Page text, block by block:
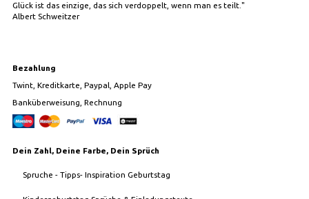
Glück ist das einzige, das sich verdoppelt, wenn man es teilt."
Albert Schweitzer
Bezahlung
Twint, Kreditkarte, Paypal, Apple Pay
Banküberweisung, Rechnung
Dein Zahl, Deine Farbe, Dein Sprüch
Spruche - Tipps- Inspiration Geburtstag